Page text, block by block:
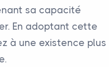
sa capacité
En adoptant cette
à une existence plus